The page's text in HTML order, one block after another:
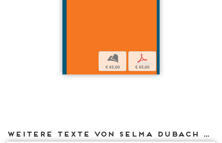
b
€ 45,00
p
€ 45,00
Weitere Texte von Selma Dubach bei DIAPHANES